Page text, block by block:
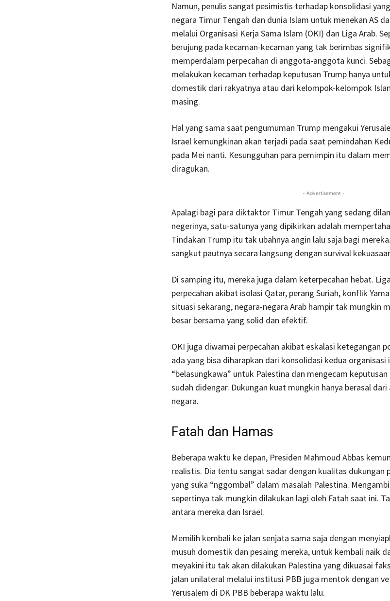
Namun, penulis sangat pesimistis terhadap konsolidasi
negara Timur Tengah dan dunia Islam untuk menekan AS
melalui Organisasi Kerja Sama Islam (OKI) dan Liga Arab.
berujung pada kecaman-kecaman yang tak berimbas
memperdalam perpecahan di anggota-anggota kunci.
melakukan kecaman terhadap keputusan Trump hanya
domestik dari rakyatnya atau dari kelompok-kelompok
masing.
Hal yang sama saat pengumuman Trump mengakui
Israel kemungkinan akan terjadi pada saat pemindahan
pada Mei nanti. Kesungguhan para pemimpin itu dalam
diragukan.
- Advertisement -
Apalagi bagi para diktaktor Timur Tengah yang sedang
negerinya, satu-satunya yang dipikirkan adalah
Tindakan Trump itu tak ubahnya angin lalu saja bagi
sangkut pautnya secara langsung dengan survival
Di samping itu, mereka juga dalam keterpecahan hebat.
perpecahan akibat isolasi Qatar, perang Suriah, konflik
situasi sekarang, negara-negara Arab hampir tak mungkin
besar bersama yang solid dan efektif.
OKI juga diwarnai perpecahan akibat eskalasi ketegangan
ada yang bisa diharapkan dari konsolidasi kedua
“belasungkawa” untuk Palestina dan mengecam
sudah didengar. Dukungan kuat mungkin hanya berasal dari
negara.
Fatah dan Hamas
Beberapa waktu ke depan, Presiden Mahmoud Abbas
realistis. Dia tentu sangat sadar dengan kualitas dukungan
yang suka “nggombal” dalam masalah Palestina.
sepertinya tak mungkin dilakukan lagi oleh Fatah saat ini.
antara mereka dan Israel.
Memilih kembali ke jalan senjata sama saja dengan
musuh domestik dan pesaing mereka, untuk kembali naik
meyakini itu tak akan dilakukan Palestina yang dikuasai
jalan unilateral melalui institusi PBB juga mentok dengan
Yerusalem di DK PBB beberapa waktu lalu.